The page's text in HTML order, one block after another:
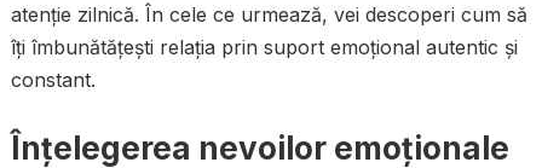
atenție zilnică. În cele ce urmează, vei descoperi cum să
îți îmbunătățești relația prin suport emoțional autentic și
constant.
Înțelegerea nevoilor emoționale